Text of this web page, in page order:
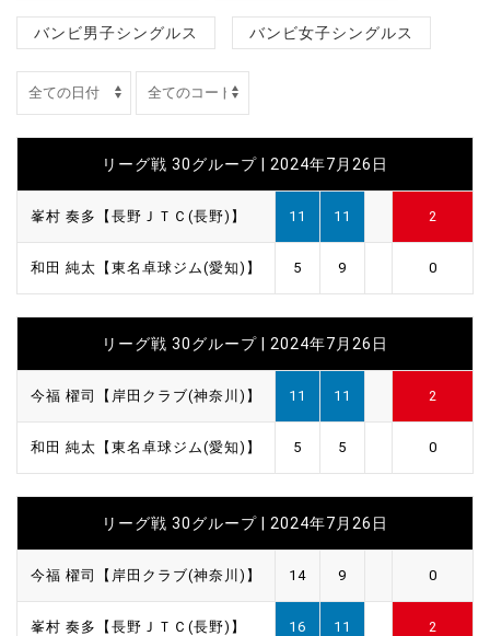
バンビ男子シングルス バンビ女子シングルス
リーグ戦 30グループ | 2024年7月26日
峯村 奏多【長野ＪＴＣ(長野)】 11 11 2
和田 純太【東名卓球ジム(愛知)】 5 9 0
リーグ戦 30グループ | 2024年7月26日
今福 櫂司【岸田クラブ(神奈川)】 11 11 2
和田 純太【東名卓球ジム(愛知)】 5 5 0
リーグ戦 30グループ | 2024年7月26日
今福 櫂司【岸田クラブ(神奈川)】 14 9 0
峯村 奏多【長野ＪＴＣ(長野)】 16 11 2